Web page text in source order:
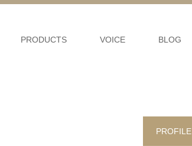
PRODUCTS VOICE BLOG
PROFILE